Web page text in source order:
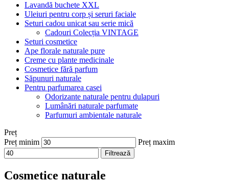
Lavandă buchete XXL
Uleiuri pentru corp și seruri faciale
Seturi cadou unicat sau serie mică
Cadouri Colecția VINTAGE
Seturi cosmetice
Ape florale naturale pure
Creme cu plante medicinale
Cosmetice fără parfum
Săpunuri naturale
Pentru parfumarea casei
Odorizante naturale pentru dulapuri
Lumânări naturale parfumate
Parfumuri ambientale naturale
Preț
Preț minim
Preț maxim
Filtrează
Cosmetice naturale